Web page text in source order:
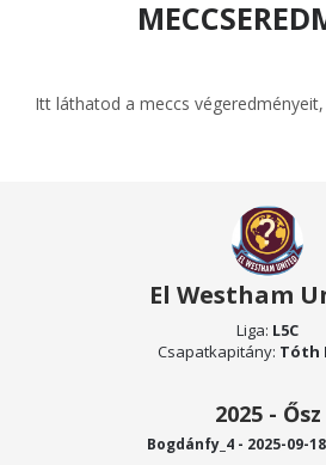
Itt láthatod a meccs
El Westham
Liga: L5C
Csapatkapitány: Tóth
2025 - Ősz
Bogdánfy_4 - 2025-09-